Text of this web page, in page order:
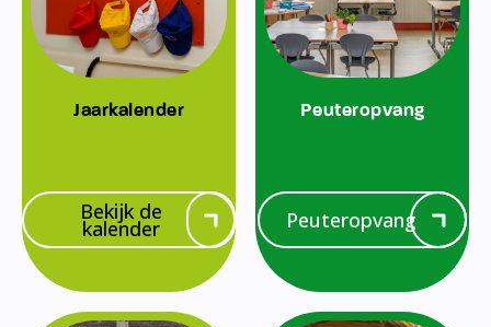
Jaarkalender
Bekijk de
kalender
Peuteropvang
Peuteropvang